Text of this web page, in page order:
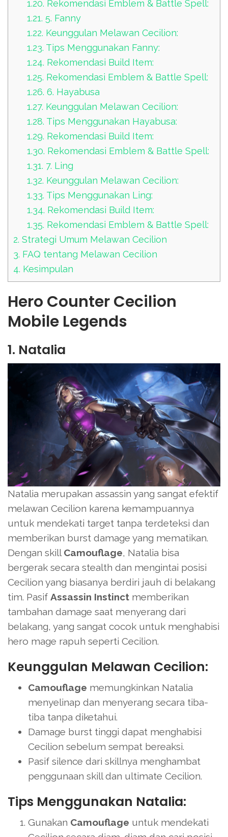
1.20. Rekomendasi Emblem & Battle Spell:
1.21. 5. Fanny
1.22. Keunggulan Melawan Cecilion:
1.23. Tips Menggunakan Fanny:
1.24. Rekomendasi Build Item:
1.25. Rekomendasi Emblem & Battle Spell:
1.26. 6. Hayabusa
1.27. Keunggulan Melawan Cecilion:
1.28. Tips Menggunakan Hayabusa:
1.29. Rekomendasi Build Item:
1.30. Rekomendasi Emblem & Battle Spell:
1.31. 7. Ling
1.32. Keunggulan Melawan Cecilion:
1.33. Tips Menggunakan Ling:
1.34. Rekomendasi Build Item:
1.35. Rekomendasi Emblem & Battle Spell:
2. Strategi Umum Melawan Cecilion
3. FAQ tentang Melawan Cecilion
4. Kesimpulan
Hero Counter Cecilion
Mobile Legends
1. Natalia
Natalia merupakan assassin yang sangat efektif
melawan Cecilion karena kemampuannya
untuk mendekati target tanpa terdeteksi dan
memberikan burst damage yang mematikan.
Dengan skill Camouflage, Natalia bisa
bergerak secara stealth dan mengintai posisi
Cecilion yang biasanya berdiri jauh di belakang
tim. Pasif Assassin Instinct memberikan
tambahan damage saat menyerang dari
belakang, yang sangat cocok untuk menghabisi
hero mage rapuh seperti Cecilion.
Keunggulan Melawan Cecilion:
Camouflage memungkinkan Natalia
menyelinap dan menyerang secara tiba-
tiba tanpa diketahui.
Damage burst tinggi dapat menghabisi
Cecilion sebelum sempat bereaksi.
Pasif silence dari skillnya menghambat
penggunaan skill dan ultimate Cecilion.
Tips Menggunakan Natalia:
Gunakan Camouflage untuk mendekati